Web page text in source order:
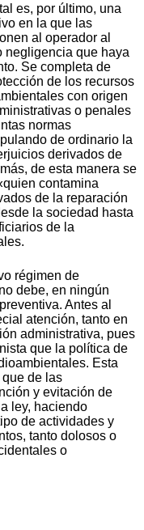
es, por último, una
en la que las
al operador al
negligencia que haya
Se completa de
de los recursos
con origen
o penales
normas
de ordinario la
derivados de
de esta manera se
contamina
de la reparación
la sociedad hasta
de la
régimen de
debe, en ningún
Antes al
atención, tanto en
administrativa, pues
que la política de
Esta
de las
y evitación de
ley, haciendo
de actividades y
tanto dolosos o
o